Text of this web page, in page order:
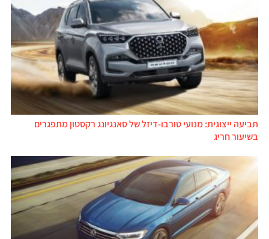
תביעה ייצוגית: מנועי טורבו-דיזל של סאנגיונג רקסטון מתפגרים
בשיעור חריג